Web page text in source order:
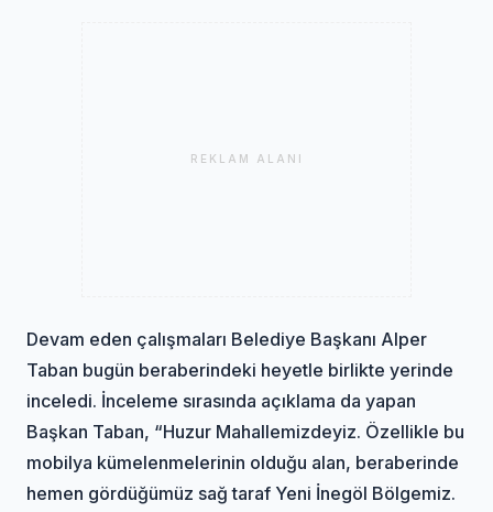
REKLAM ALANI
Devam eden çalışmaları Belediye Başkanı Alper
Taban bugün beraberindeki heyetle birlikte yerinde
inceledi. İnceleme sırasında açıklama da yapan
Başkan Taban, “Huzur Mahallemizdeyiz. Özellikle bu
mobilya kümelenmelerinin olduğu alan, beraberinde
hemen gördüğümüz sağ taraf Yeni İnegöl Bölgemiz.